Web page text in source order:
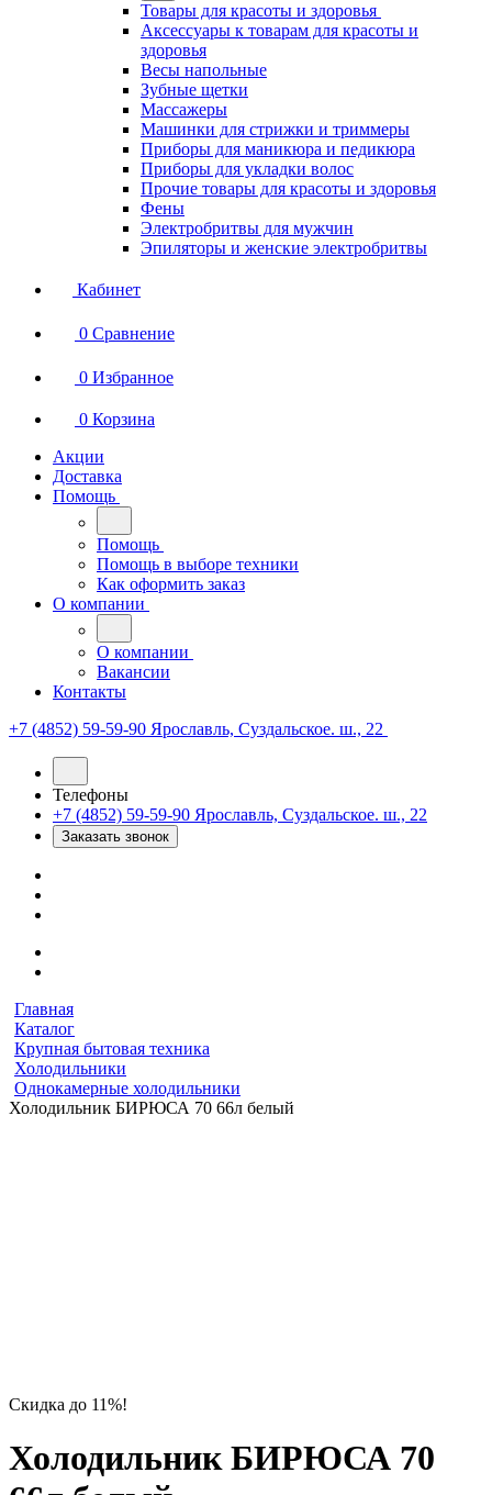
Товары для красоты и здоровья
Аксессуары к товарам для красоты и
здоровья
Весы напольные
Зубные щетки
Массажеры
Машинки для стрижки и триммеры
Приборы для маникюра и педикюра
Приборы для укладки волос
Прочие товары для красоты и здоровья
Фены
Электробритвы для мужчин
Эпиляторы и женские электробритвы
Кабинет
0 Сравнение
0 Избранное
0 Корзина
Акции
Доставка
Помощь
Помощь
Помощь в выборе техники
Как оформить заказ
О компании
О компании
Вакансии
Контакты
+7 (4852) 59-59-90 Ярославль, Суздальское. ш., 22
Телефоны
+7 (4852) 59-59-90 Ярославль, Суздальское. ш., 22
Заказать звонок
Главная
Каталог
Крупная бытовая техника
Холодильники
Однокамерные холодильники
Холодильник БИРЮСА 70 66л белый
Скидка до 11%!
Холодильник БИРЮСА 70